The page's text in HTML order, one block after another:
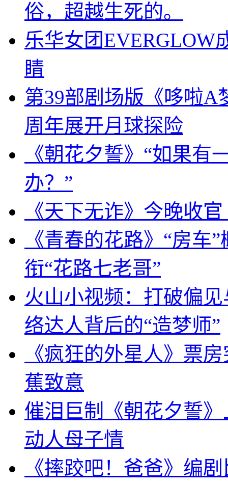
俗，超越生死的。
乐华女团EVERGLOW
睛
第39部剧场版《哆啦A
周年展开月球探险
《朝花夕誓》“如果有
办？”
《天下无诈》今晚收
《青春的花路》“房车
衔“花路七老哥”
火山小视频：打破偏
络达人背后的“造梦师”
《疯狂的外星人》票
蕉致意
催泪巨制《朝花夕誓
动人母子情
《摔跤吧！爸爸》编